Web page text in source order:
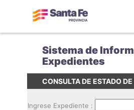
Sistema de
Expedientes
CONSULTA DE ESTADO
Ingrese Expediente :